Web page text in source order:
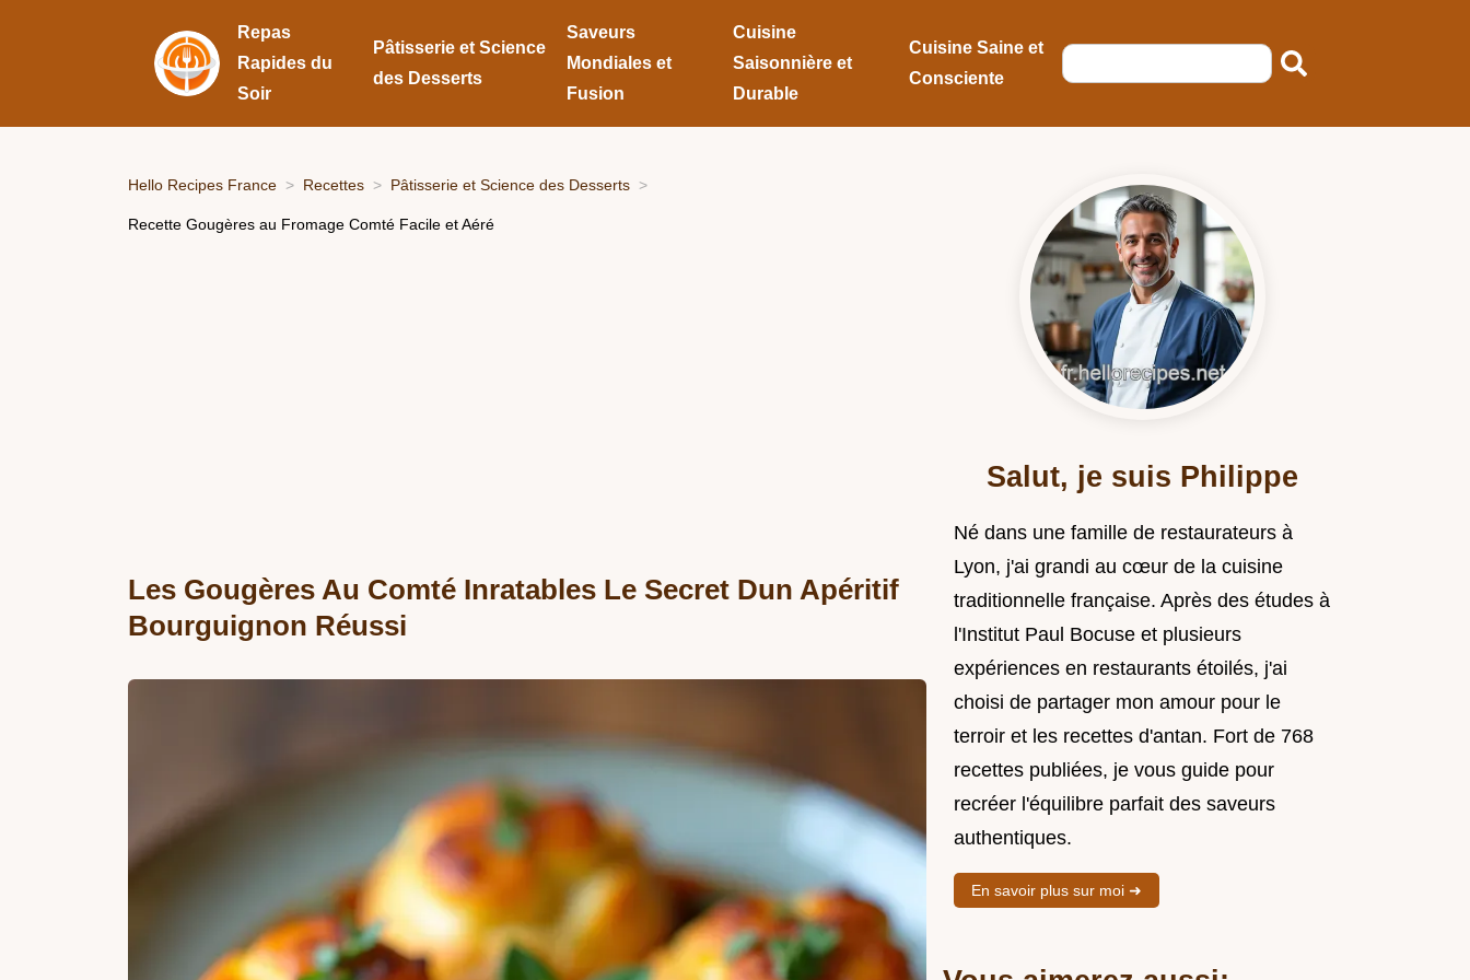
Repas
Rapides du
Soir
Pâtisserie et Science
des Desserts
Saveurs
Mondiales et
Fusion
Cuisine
Saisonnière et
Durable
Cuisine Saine et
Consciente
Hello Recipes France Recettes Pâtisserie et Science des Desserts
Recette Gougères au Fromage Comté Facile et Aéré
Les Gougères Au Comté Inratables Le Secret Dun Apéritif
Bourguignon Réussi
Salut, je suis Philippe
Né dans une famille de restaurateurs à
Lyon, j'ai grandi au cœur de la cuisine
traditionnelle française. Après des études à
l'Institut Paul Bocuse et plusieurs
expériences en restaurants étoilés, j'ai
choisi de partager mon amour pour le
terroir et les recettes d'antan. Fort de 768
recettes publiées, je vous guide pour
recréer l'équilibre parfait des saveurs
authentiques.
En savoir plus sur moi ➜